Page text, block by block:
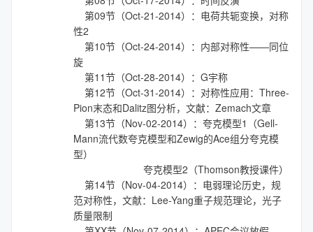
第09节（Oct-21-2014）：电荷共轭变换，对称
性2
第10节（Oct-24-2014）：内部对称性——同位
旋
第11节（Oct-28-2014）：G宇称
第12节（Oct-31-2014）：对称性应用：Three-
Pion末态和Dalitz图分析，文献：Zemach文章
第13节（Nov-02-2014）：夸克模型1（Gell-
Mann流代数夸克模型和Zewig的Ace组分夸克模
型）
夸克模型2（Thomson教授课件）
第14节（Nov-04-2014）：电弱理论历史，规
范对称性，文献：Lee-Yang重子规范理论，光子
质量限制